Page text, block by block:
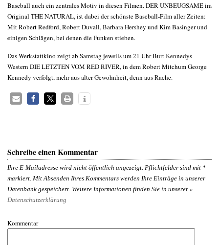
Baseball auch ein zentrales Motiv in diesen Filmen. DER UNBEUGSAME im
Original THE NATURAL, ist dabei der schönste Baseball-Film aller Zeiten:
Mit Robert Redford, Robert Duvall, Barbara Hershey und Kim Basinger und
einigen Schlägen, bei denen die Funken stieben.
Das Werkstattkino zeigt ab Samstag jeweils um 21 Uhr Burt Kennedys
Western DIE LETZTEN VOM RED RIVER, in dem Robert Mitchum George
Kennedy verfolgt, mehr aus alter Gewohnheit, denn aus Rache.
Schreibe einen Kommentar
Ihre E-Mailadresse wird nicht öffentlich angezeigt. Pflichtfelder sind mit *
markiert. Mit Absenden Ihres Kommentars werden Ihre Einträge in unserer
Datenbank gespeichert. Weitere Informationen finden Sie in unserer »
Datenschutzerklärung
Kommentar